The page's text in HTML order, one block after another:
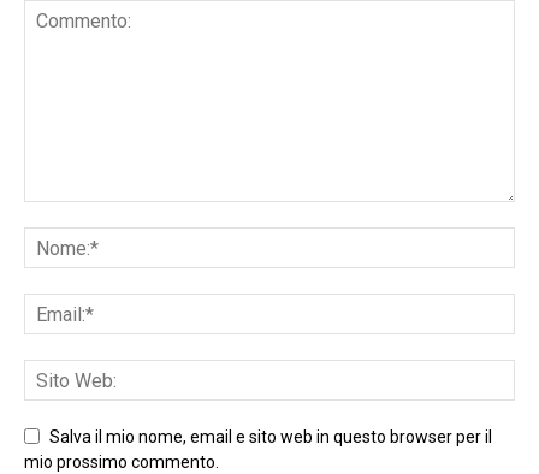
Salva il mio nome, email e sito web in questo browser per il
mio prossimo commento.